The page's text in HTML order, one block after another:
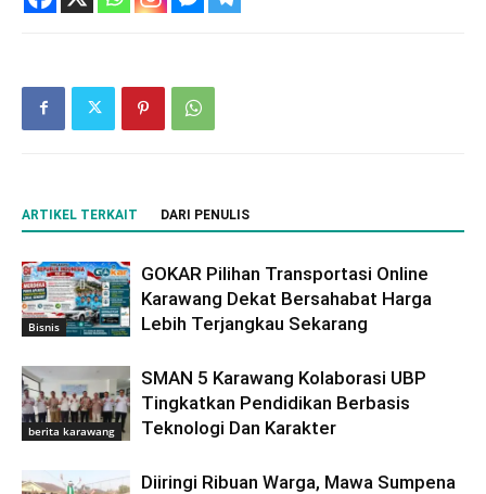
ARTIKEL TERKAIT DARI PENULIS
Bisnis
GOKAR Pilihan Transportasi Online
Karawang Dekat Bersahabat Harga
Lebih Terjangkau Sekarang
berita karawang
SMAN 5 Karawang Kolaborasi UBP
Tingkatkan Pendidikan Berbasis
Teknologi Dan Karakter
Diiringi Ribuan Warga, Mawa Sumpena